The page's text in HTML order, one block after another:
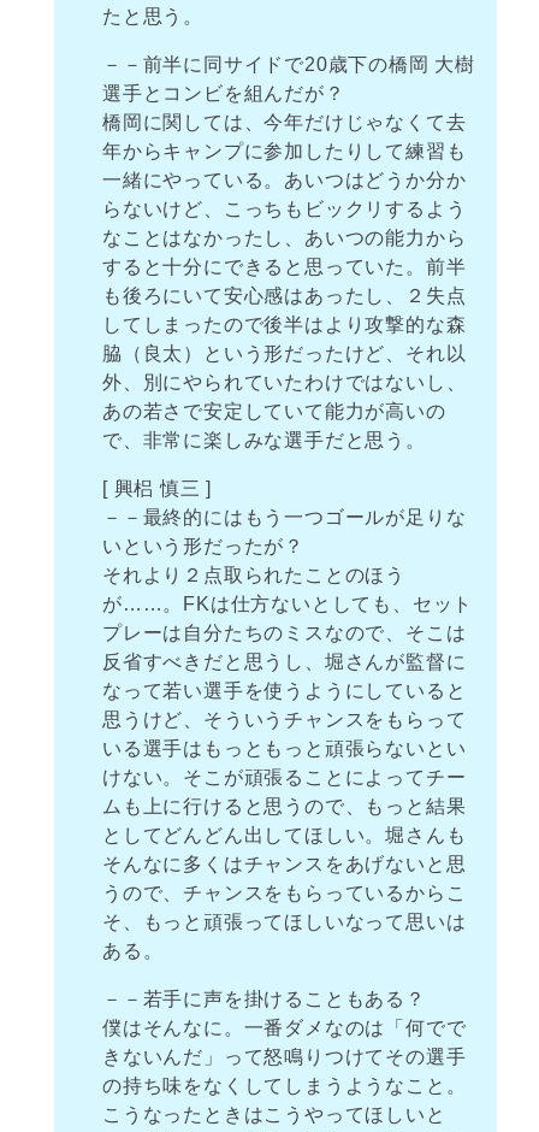
たと思う。
－－前半に同サイドで20歳下の橋岡 大樹
選手とコンビを組んだが？
橋岡に関しては、今年だけじゃなくて去
年からキャンプに参加したりして練習も
一緒にやっている。あいつはどうか分か
らないけど、こっちもビックリするよう
なことはなかったし、あいつの能力から
すると十分にできると思っていた。前半
も後ろにいて安心感はあったし、２失点
してしまったので後半はより攻撃的な森
脇（良太）という形だったけど、それ以
外、別にやられていたわけではないし、
あの若さで安定していて能力が高いの
で、非常に楽しみな選手だと思う。
[ 興梠 慎三 ]
－－最終的にはもう一つゴールが足りな
いという形だったが？
それより２点取られたことのほう
が……。FKは仕方ないとしても、セット
プレーは自分たちのミスなので、そこは
反省すべきだと思うし、堀さんが監督に
なって若い選手を使うようにしていると
思うけど、そういうチャンスをもらって
いる選手はもっともっと頑張らないとい
けない。そこが頑張ることによってチー
ムも上に行けると思うので、もっと結果
としてどんどん出してほしい。堀さんも
そんなに多くはチャンスをあげないと思
うので、チャンスをもらっているからこ
そ、もっと頑張ってほしいなって思いは
ある。
－－若手に声を掛けることもある？
僕はそんなに。一番ダメなのは「何でで
きないんだ」って怒鳴りつけてその選手
の持ち味をなくしてしまうようなこと。
こうなったときはこうやってほしいと